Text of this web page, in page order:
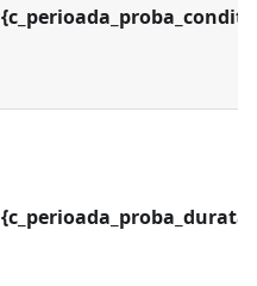
{c_perioada_proba_durata}